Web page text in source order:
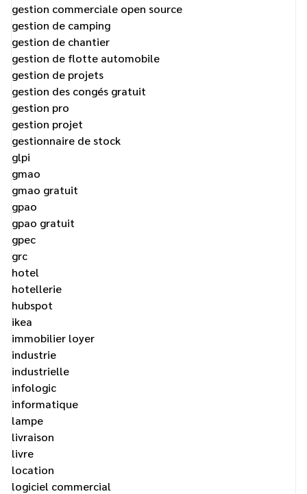
gestion commerciale open source
gestion de camping
gestion de chantier
gestion de flotte automobile
gestion de projets
gestion des congés gratuit
gestion pro
gestion projet
gestionnaire de stock
glpi
gmao
gmao gratuit
gpao
gpao gratuit
gpec
grc
hotel
hotellerie
hubspot
ikea
immobilier loyer
industrie
industrielle
infologic
informatique
lampe
livraison
livre
location
logiciel commercial